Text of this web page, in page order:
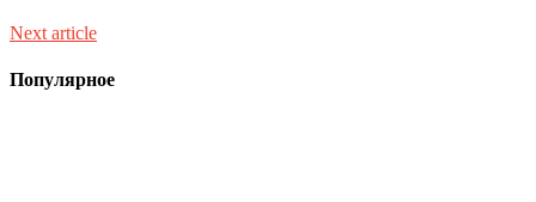
Next article
Популярное